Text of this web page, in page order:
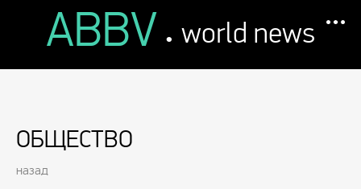
ABBV . world news
ОБЩЕСТВО
назад